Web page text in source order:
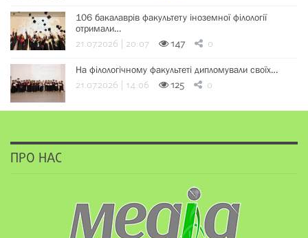
106 бакалаврів факультету іноземної філології
отримали…
21.07.2026 | 20:07 147 0
На філологічному факультеті дипломували своїх…
21.07.2026 | 14:06 125 0
ПРО НАС